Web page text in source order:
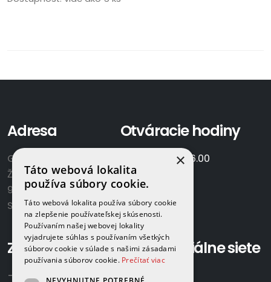
Adresa
GAMAPLYN s.r.o.
Železničná 570/8
922 02 Krakovany
Slovensko
Otváracie hodiny
7.00 - 16.00
So:
Zavolajte nám:
+421 918 524 702
Sociálne siete
×
Táto webová lokalita
používa súbory cookie.
Táto webová lokalita používa súbory cookie
na zlepšenie používateľskej skúsenosti.
Používaním našej webovej lokality
vyjadrujete súhlas s používaním všetkých
súborov cookie v súlade s našimi zásadami
používania súborov cookie. Prečítať viac